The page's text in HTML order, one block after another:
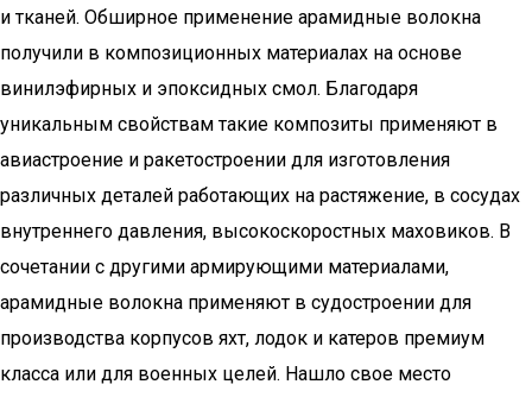
и тканей. Обширное применение арамидные волокна
получили в композиционных материалах на основе
винилэфирных и эпоксидных смол. Благодаря
уникальным свойствам такие композиты применяют в
авиастроение и ракетостроении для изготовления
различных деталей работающих на растяжение, в сосудах
внутреннего давления, высокоскоростных маховиков. В
сочетании с другими армирующими материалами,
арамидные волокна применяют в судостроении для
производства корпусов яхт, лодок и катеров премиум
класса или для военных целей. Нашло свое место